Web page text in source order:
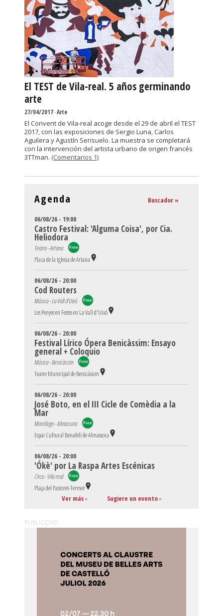
El TEST de Vila-real. 5 años germinando
arte
27/04/2017-Arte
El Convent de Vila-real acoge desde el 29 de abril el TEST
2017, con las exposiciones de Sergio Luna, Carlos
Aguilera y Agustín Serisuelo. La muestra se completará
con la intervención del artista urbano de origen francés
3TTman. (Comentarios 1)
Agenda Buscador »
06/08/26 - 19:00
Castro Festival: 'Alguma Coisa', por Cia.
Heliodora
Teatro - Artana
Plaza de la Iglesia de Artana
06/08/26 - 20:00
Cod Routers
Música - La Vall d'Uixó
Les Penyes en Festes en La Vall d'Uixó
06/08/26 - 20:00
Festival Lírico Ópera Benicàssim: Ensayo
general + Coloquio
Música - Benicàssim
Teatre Municipal de Benicàssim
06/08/26 - 20:00
José Boto, en el III Cicle de Comèdia a la
Mar
Monólogo - Almassora
Espai Cultural Benafelí de Almassora
06/08/26 - 20:00
'Ókè' por La Raspa Artes Escénicas
Circo - Vila-real
Plaça del Pastoret-Termet
Ver más» Sugiere un evento»
PUBLICIDAD